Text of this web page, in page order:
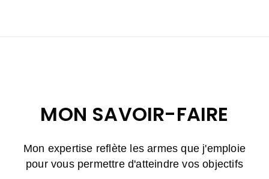
MON SAVOIR-FAIRE
Mon expertise reflète les armes que j'emploie
pour vous permettre d'atteindre vos objectifs